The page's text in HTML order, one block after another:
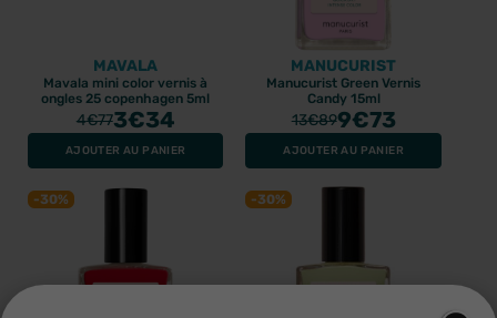
MAVALA
Mavala mini color vernis à
ongles 25 copenhagen 5ml
4€773€34
AJOUTER AU PANIER
MANUCURIST
Manucurist Green Vernis
Candy 15ml
13€899€73
AJOUTER AU PANIER
-30% -30%